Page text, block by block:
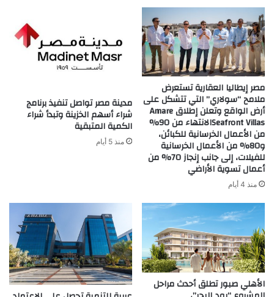
مصر إيطاليا العقارية تستعرض
ملامح “سولاري” التي تتشكل على
أرض الواقع وتعلن إطلاق Amare
Seafront Villasالانتهاء من 90%
من الأعمال الخرسانية للكبائن،
و80% من الأعمال الخرسانية
للفيلات، إلى جانب إنجاز 70% من
أعمال تسوية الأراضي
منذ 4 أيام
مدينة مصر تواصل تنفيذ برنامج
شراء أسهم الخزينة وتبدأ شراء
الكمية المتبقية
منذ 5 أيام
الأهلي صبور تطلق أحدث مراحل